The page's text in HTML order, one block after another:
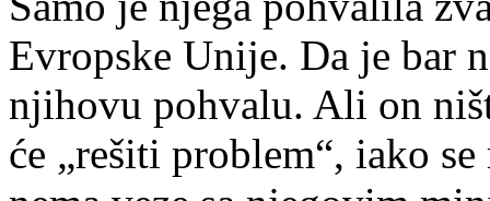
Evropske Unije. Da je bar
njihovu pohvalu. Ali on
će „rešiti problem“, iako